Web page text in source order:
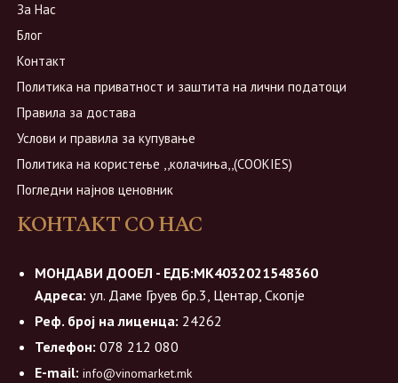
За Нас
Блог
Контакт
Политика на приватност и заштита на лични податоци
Правила за достава
Услови и правила за купување
Политика на користење ,,колачиња,,(COOKIES)
Погледни најнов ценовник
КОНТАКТ СО НАС
МОНДАВИ ДООЕЛ - ЕДБ:МК4032021548360
Адреса: ул. Даме Груев бр.3, Центар, Скопје
Реф. број на лиценца: 24262
Телефон: 078 212 080
E-mail: info@vinomarket.mk